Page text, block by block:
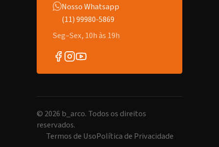
Nosso Whatsapp
(11) 99980-5869
Seg–Sex, 10h às 19h
© 2026 b_arco. Todos os direitos
reservados.
Termos de UsoPolítica de Privacidade